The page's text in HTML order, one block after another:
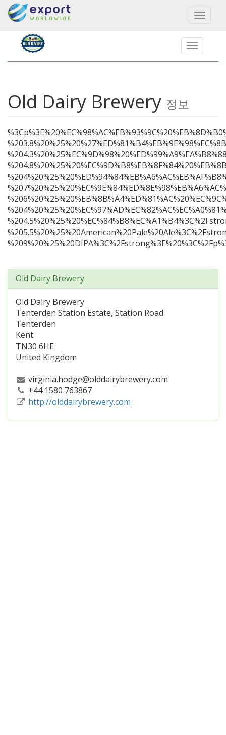
Toggle
Old Dairy Brewery 정보
Old Dairy Brewery
Old Dairy Brewery
Tenterden Station Estate, Station Road
Tenterden
Kent
TN30 6HE
United Kingdom
virginia.hodge@olddairybrewery.com
+44 1580 763867
http://olddairybrewery.com